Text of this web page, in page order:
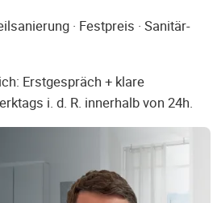
· Festpreis · Sanitär-
Erstgespräch + klare
i. d. R. innerhalb von 24h.